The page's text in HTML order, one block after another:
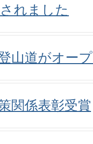
れました
山道がオー
関係表彰受賞